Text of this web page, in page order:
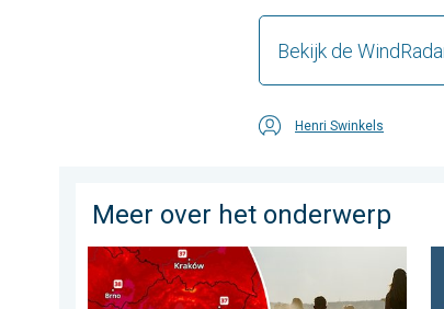
Bekijk de
Henri Swinkels
Meer over het onderwerp
Extreme hitte in Oost-Europa. Tot ruim 40